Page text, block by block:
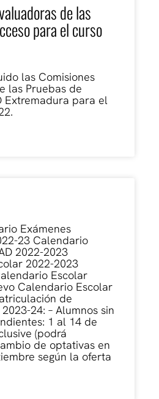
de las
para el curso
las Comisiones
las Pruebas de
Extremadura para el
Exámenes
23 Calendario
2022-2023
2022-2023
Escolar
Calendario Escolar
de
24: – Alumnos sin
1 al 14 de
(podrá
de optativas en
según la oferta